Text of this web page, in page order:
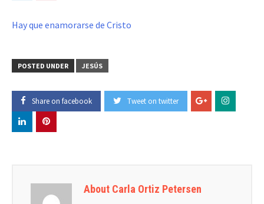
Hay que enamorarse de Cristo
POSTED UNDER JESÚS
Share on facebook Tweet on twitter
About Carla Ortiz Petersen